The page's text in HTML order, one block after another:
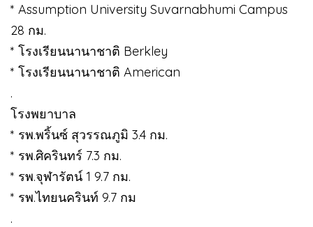
* Assumption University Suvarnabhumi Campus
28 กม.
* โรงเรียนนานาชาติ Berkley
* โรงเรียนนานาชาติ American
.
โรงพยาบาล
* รพ.พริ้นซ์ สุวรรณภูมิ 3.4 กม.
* รพ.ศิครินทร์ 7.3 กม.
* รพ.จุฬารัตน์ 1 9.7 กม.
* รพ.ไทยนครินท์ 9.7 กม
.